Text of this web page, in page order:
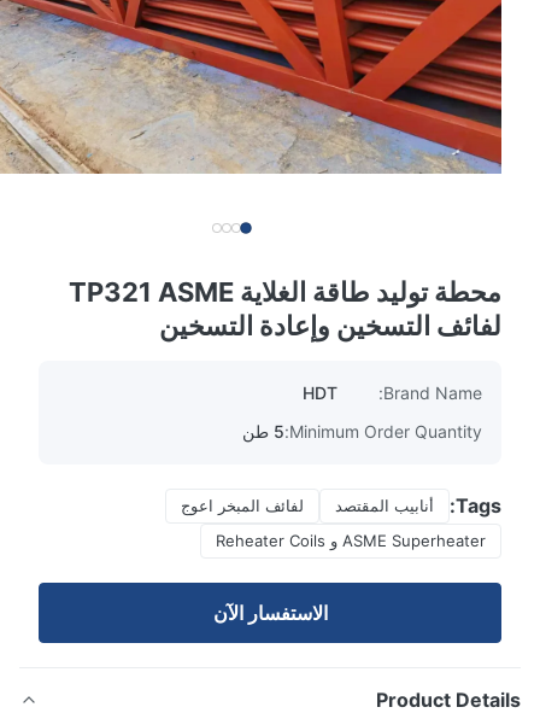
محطة توليد طاقة الغلاية TP321 ASME
لفائف التسخين وإعادة التسخين
Brand Name:
Minimum Order Quantity: 5 طن
Tags: أنابيب المقتصد
لفائف المبخر اعوج
ASME Superheater و Reheater Coils
الاستفسار الآن
Product